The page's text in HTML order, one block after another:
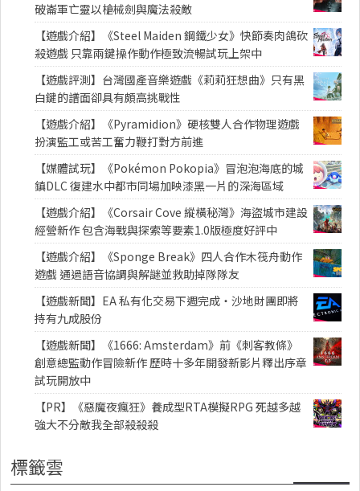
破崙軍亡靈以槍械劍與魔法殺敵
【遊戲介紹】《Steel Maiden 鋼鐵少女》快節奏肉鴿砍
殺遊戲 只靠兩鍵操作動作極致流暢試玩上架中
【遊戲評測】台灣國產音樂遊戲《莉莉狂想曲》只有黑
白鍵的譜面卻具有頗高挑戰性
【遊戲介紹】《Pyramidion》硬核雙人合作物理遊戲
扮演監工或苦工奮力鞭打對方前進
【媒體試玩】《Pokémon Pokopia》冒泡泡海底的城
鎮DLC 復建水中都市同場加映漆黑一片的深海區域
【遊戲介紹】《Corsair Cove 縱橫秘灣》海盜城市建設
經營新作 包含海戰與探索等要素1.0版極度好評中
【遊戲介紹】《Sponge Break》四人合作木筏舟動作
遊戲 通過語音協調與解謎並救助掉隊隊友
【遊戲新聞】EA 私有化交易下週完成・沙地財團即將
持有九成股份
【遊戲新聞】《1666: Amsterdam》前《刺客教條》
創意總監動作冒險新作 歷時十多年開發新影片釋出序章
試玩開放中
【PR】《惡魔夜瘋狂》養成型RTA模擬RPG 死越多越
強大不分敵我全部殺殺殺
標籤雲